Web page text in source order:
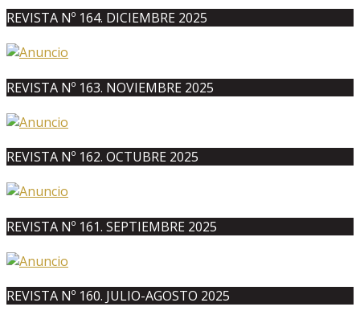
REVISTA Nº 164. DICIEMBRE 2025
REVISTA Nº 163. NOVIEMBRE 2025
REVISTA Nº 162. OCTUBRE 2025
REVISTA Nº 161. SEPTIEMBRE 2025
REVISTA Nº 160. JULIO-AGOSTO 2025